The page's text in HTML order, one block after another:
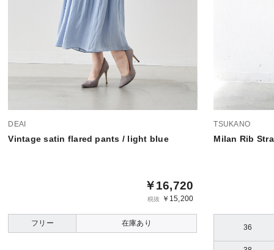
DEAI
Vintage satin flared pants / light blue
￥16,720
税抜 ￥15,200
フリー 在庫あり
TSUKANO
Milan Rib
36